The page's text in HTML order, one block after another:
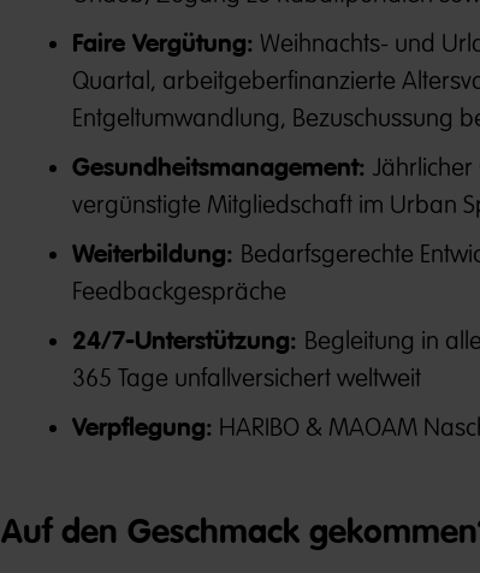
Faire Vergütung: Weihnachts- und
Quartal, arbeitgeberfinanzierte
Entgeltumwandlung, Bezuschussung
Gesundheitsmanagement:
vergünstigte Mitgliedschaft im Urban
Weiterbildung: Bedarfsgerechte
Feedbackgespräche
24/7-Unterstützung: Begleitung in
365 Tage unfallversichert weltweit
Verpflegung: HARIBO & MAOAM
Auf den Geschmack